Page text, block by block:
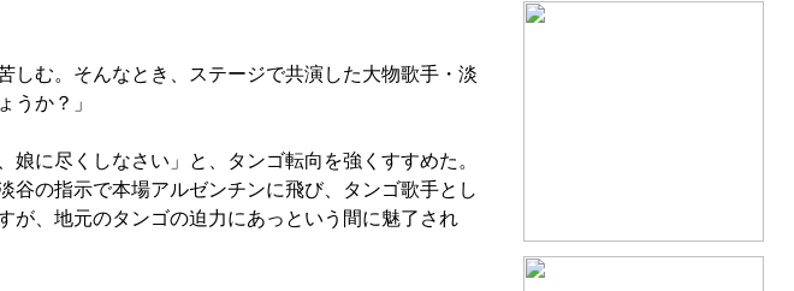
む。そんなとき、ステージで共演した大物歌手・淡
うか？」
に尽くしなさい」と、タンゴ転向を強くすすめた。
谷の指示で本場アルゼンチンに飛び、タンゴ歌手とし
が、地元のタンゴの迫力にあっという間に魅了され